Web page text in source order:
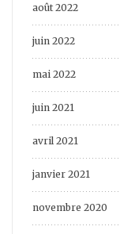
août 2022
juin 2022
mai 2022
juin 2021
avril 2021
janvier 2021
novembre 2020